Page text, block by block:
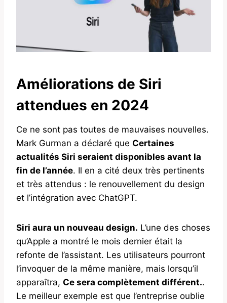
Améliorations de Siri
attendues en 2024
Ce ne sont pas toutes de mauvaises nouvelles.
Mark Gurman a déclaré que Certaines
actualités Siri seraient disponibles avant la
fin de l’année. Il en a cité deux très pertinents
et très attendus : le renouvellement du design
et l’intégration avec ChatGPT.
Siri aura un nouveau design. L’une des choses
qu’Apple a montré le mois dernier était la
refonte de l’assistant. Les utilisateurs pourront
l’invoquer de la même manière, mais lorsqu’il
apparaîtra, Ce sera complètement différent..
Le meilleur exemple est que l’entreprise oublie